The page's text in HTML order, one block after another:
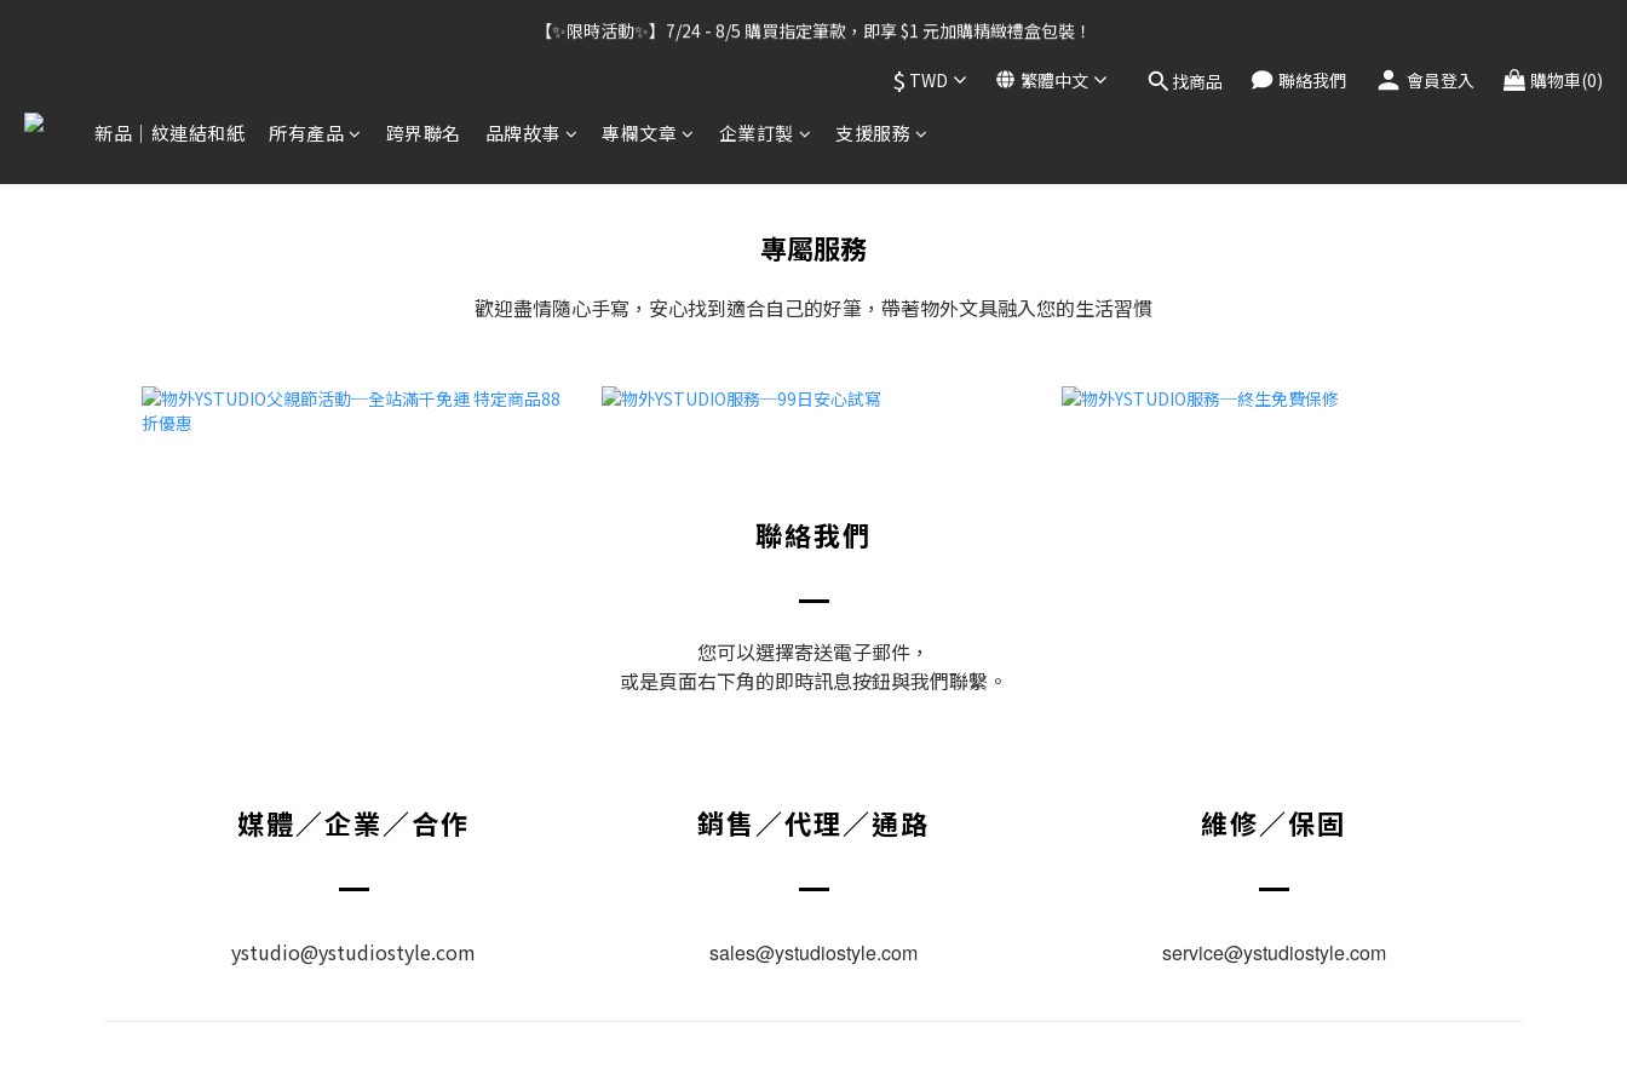
【雷雕訂單出貨暫停】7/30–8/7 進行機器維護，期間「含雷雕之訂單」將暫停出貨，敬請見諒。
【✨限時活動✨】7/24 - 8/5 購買指定筆款，即享 $1 元加購精緻禮盒包裝！
【雷雕訂單出貨暫停】7/30–8/7 進行機器維護，期間「含雷雕之訂單」將暫停出貨，敬請見諒。
$ TWD 繁體中文 找商品 聯絡我們 會員登入 購物車(0)
新品｜紋連結和紙 所有產品 跨界聯名 品牌故事 專欄文章 企業訂製 支援服務
專屬服務
歡迎盡情隨心手寫，安心找到適合自己的好筆，帶著物外文具融入您的生活習慣
聯絡我們
您可以選擇寄送電子郵件，
或是頁面右下角的即時訊息按鈕與我們聯繫。
媒體／企業／合作
ystudio@ystudiostyle.com
銷售／代理／通路
sales@ystudiostyle.com
維修／保固
service@ystudiostyle.com